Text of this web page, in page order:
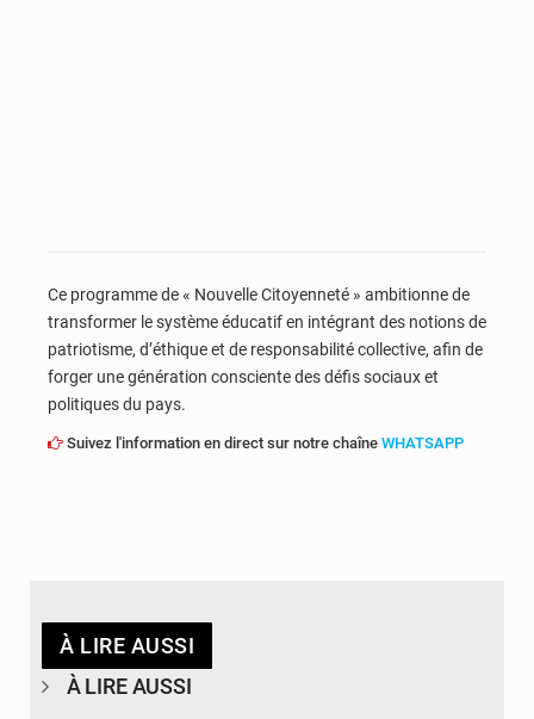
Ce programme de « Nouvelle Citoyenneté » ambitionne de
transformer le système éducatif en intégrant des notions de
patriotisme, d’éthique et de responsabilité collective, afin de
forger une génération consciente des défis sociaux et
politiques du pays.
Suivez l'information en direct sur notre chaîne WHATSAPP
À LIRE AUSSI
À LIRE AUSSI